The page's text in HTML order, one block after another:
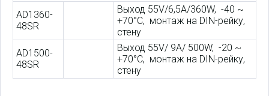
AD1360-
48SR
Выход 55V/6,5A/360W, -40 ~
+70°C, монтаж на DIN-рейку,
стену
AD1500-
48SR
Выход 55V/ 9A/ 500W, -20 ~
+70°C, монтаж на DIN-рейку,
стену